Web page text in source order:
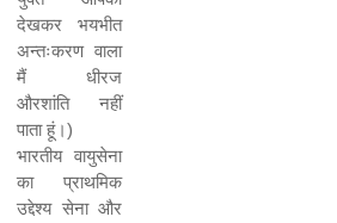
देखकर भयभीत
अन्तःकरण वाला
मैं धीरज
औरशांति नहीं
पाता हूं।)
भारतीय वायुसेना
का प्राथमिक
उद्देश्य सेनाऔर